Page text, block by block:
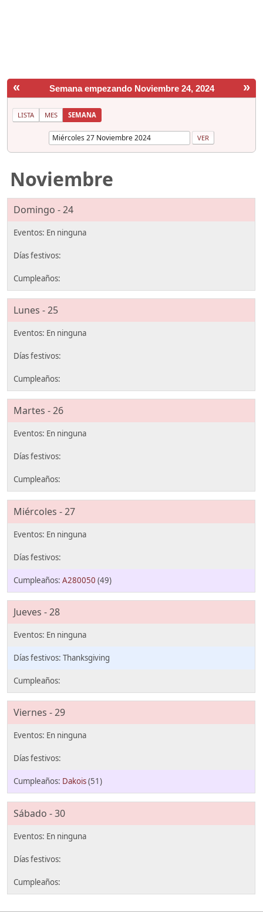
« »
Semana empezando Noviembre 24, 2024
LISTA MES SEMANA
Noviembre
Domingo - 24
Lunes - 25
Martes - 26
Miércoles - 27
A280050 (49)
Jueves - 28
Thanksgiving
Viernes - 29
Dakois(51)
Sábado - 30